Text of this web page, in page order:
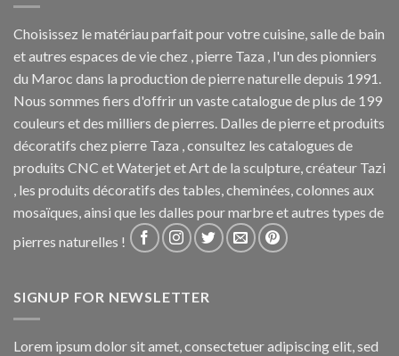
Choisissez le matériau parfait pour votre cuisine, salle de bain
et autres espaces de vie chez , pierre Taza , l'un des pionniers
du Maroc dans la production de pierre naturelle depuis 1991.
Nous sommes fiers d'offrir un vaste catalogue de plus de 199
couleurs et des milliers de pierres. Dalles de pierre et produits
décoratifs chez pierre Taza , consultez les catalogues de
produits CNC et Waterjet et Art de la sculpture, créateur Tazi
, les produits décoratifs des tables, cheminées, colonnes aux
mosaïques, ainsi que les dalles pour marbre et autres types de
pierres naturelles !
SIGNUP FOR NEWSLETTER
Lorem ipsum dolor sit amet, consectetuer adipiscing elit, sed